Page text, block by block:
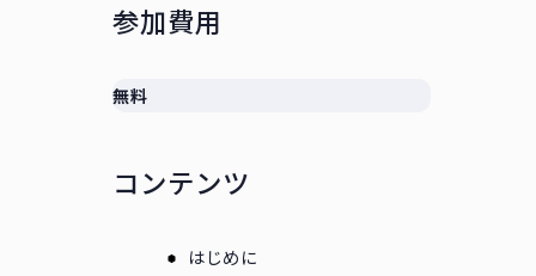
参加費用
無料
コンテンツ
はじめに